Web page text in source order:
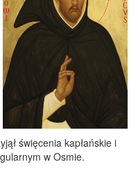
święcenia kapłańskie i
w Osmie.